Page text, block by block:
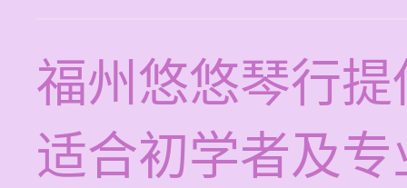
福州悠悠琴行
适合初学者及